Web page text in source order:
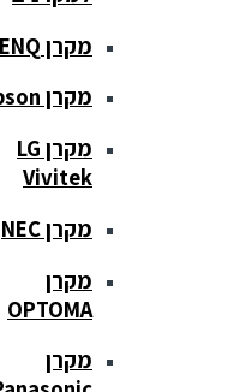
מקרן BENQ
מקרן Epson
מקרן LG
Vivitek
מקרן NEC
מקרן
OPTOMA
מקרן